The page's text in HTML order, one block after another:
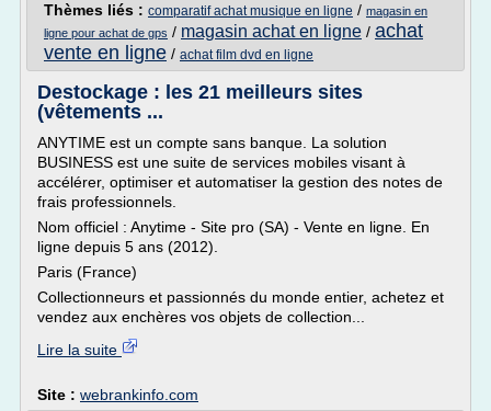
Thèmes liés : comparatif achat musique en ligne / magasin en
ligne pour achat de gps / magasin achat en ligne / achat
vente en ligne / achat film dvd en ligne
Destockage : les 21 meilleurs sites
(vêtements ...
ANYTIME est un compte sans banque. La solution
BUSINESS est une suite de services mobiles visant à
accélérer, optimiser et automatiser la gestion des notes de
frais professionnels.
Nom officiel : Anytime - Site pro (SA) - Vente en ligne. En
ligne depuis 5 ans (2012).
Paris (France)
Collectionneurs et passionnés du monde entier, achetez et
vendez aux enchères vos objets de collection...
Lire la suite
Site : webrankinfo.com